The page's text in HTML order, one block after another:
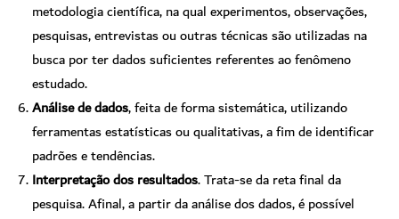
metodologia científica, na qual experimentos, observações,
pesquisas, entrevistas ou outras técnicas são utilizadas na
busca por ter dados suficientes referentes ao fenômeno
estudado.
Análise de dados, feita de forma sistemática, utilizando
ferramentas estatísticas ou qualitativas, a fim de identificar
padrões e tendências.
Interpretação dos resultados. Trata-se da reta final da
pesquisa. Afinal, a partir da análise dos dados, é possível